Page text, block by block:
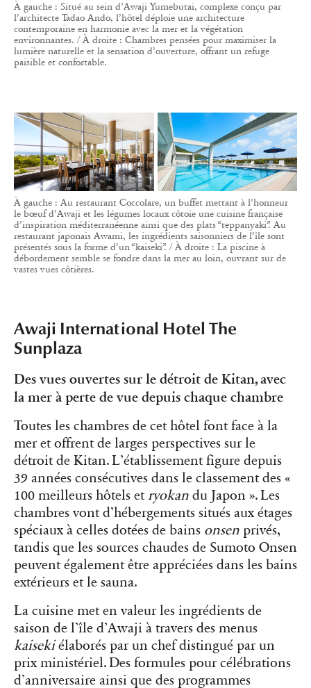
À gauche : Situé au sein d’Awaji Yumebutai, complexe conçu par
l’architecte Tadao Ando, l’hôtel déploie une architecture
contemporaine en harmonie avec la mer et la végétation
environnantes. / À droite : Chambres pensées pour maximiser la
lumière naturelle et la sensation d’ouverture, offrant un refuge
paisible et confortable.
À gauche : Au restaurant Coccolare, un buffet mettant à l’honneur
le bœuf d’Awaji et les légumes locaux côtoie une cuisine française
d’inspiration méditerranéenne ainsi que des plats “teppanyaki”. Au
restaurant japonais Awami, les ingrédients saisonniers de l’île sont
présentés sous la forme d’un “kaiseki”. / À droite : La piscine à
débordement semble se fondre dans la mer au loin, ouvrant sur de
vastes vues côtières.
Awaji International Hotel The
Sunplaza
Des vues ouvertes sur le détroit de Kitan, avec
la mer à perte de vue depuis chaque chambre
Toutes les chambres de cet hôtel font face à la
mer et offrent de larges perspectives sur le
détroit de Kitan. L’établissement figure depuis
39 années consécutives dans le classement des «
100 meilleurs hôtels et ryokan du Japon ». Les
chambres vont d’hébergements situés aux étages
spéciaux à celles dotées de bains onsen privés,
tandis que les sources chaudes de Sumoto Onsen
peuvent également être appréciées dans les bains
extérieurs et le sauna.
La cuisine met en valeur les ingrédients de
saison de l’île d’Awaji à travers des menus
kaisekiélaborés par un chef distingué par un
prix ministériel. Des formules pour célébrations
d’anniversaire ainsi que des programmes